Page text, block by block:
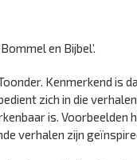
en Bijbel’.
Kenmerkend is
zich in die
is. Voorbeelden
verhalen zijn